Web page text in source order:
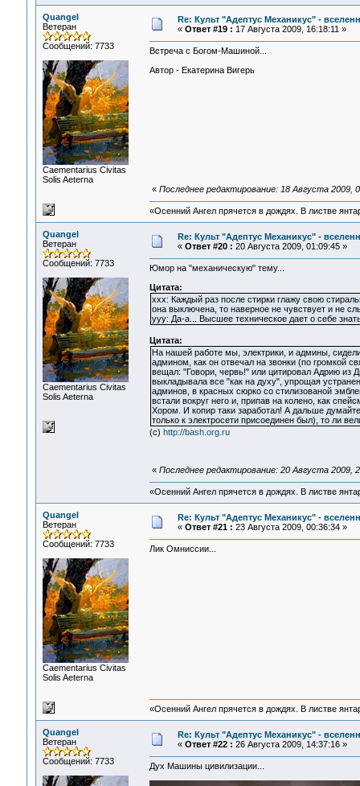
Quangel
Ветеран
Сообщений: 7733
Сaementarius Civitas
Solis Aeterna
Re: Культ "Адептус Механикус" -
« Ответ #19 : 17 Августа 2009, 16:18:11 »
Встреча с Богом-Машиной...
Автор - Екатерина Вигерь
« Последнее редактирование: 18 Августа 2009,
«Осенний Ангел прячется в дождях. В листве
Quangel
Ветеран
Сообщений: 7733
Сaementarius Civitas
Solis Aeterna
Re: Культ "Адептус Механикус" -
« Ответ #20 : 20 Августа 2009, 01:09:45 »
Юмор на "механическую" тему...
Цитата:
xxx: Каждый раз после стирки глажу свою
она выключена, то наверное не чувствует и не
yyy: Да-а... Высшее техническое дает о себе
Цитата:
На нашей работе мы, электрики, и админы,
админом, как он отвечал на звонки (по громкой
вещал: "Говори, червь!" или цитировал Адрию
выкладывала все "как на духу", упрощая
админов, в красных сюрко со стилизованой
встали вокруг него и, припав на колено, как
Хором. И копир таки заработал! А дальше
только к электросети присоединен был), то ли
(c) http://bash.org.ru
« Последнее редактирование: 20 Августа 2009,
«Осенний Ангел прячется в дождях. В листве
Quangel
Ветеран
Сообщений: 7733
Сaementarius Civitas
Solis Aeterna
Re: Культ "Адептус Механикус" -
« Ответ #21 : 23 Августа 2009, 00:36:34 »
Лик Омниссии...
«Осенний Ангел прячется в дождях. В листве
Quangel
Ветеран
Сообщений: 7733
Re: Культ "Адептус Механикус" -
« Ответ #22 : 26 Августа 2009, 14:37:16 »
Дух Машины цивилизации...